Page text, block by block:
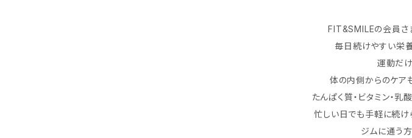
FIT&SMILEの会員さ
毎日続けやすい栄
運動だけ
体の内側からのケア
たんぱく質・ビタミン・乳
忙しい日でも手軽に続け
ジムに通う方